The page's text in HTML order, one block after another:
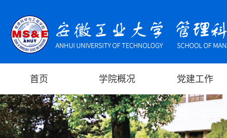
首页 学院概况 党建工作